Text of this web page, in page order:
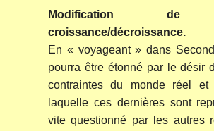
Modification de
croissance/décroissance.
En « voyageant » dans
pourra être étonné par le désir
contraintes du monde réel
laquelle ces dernières sont
vite questionné par les autres